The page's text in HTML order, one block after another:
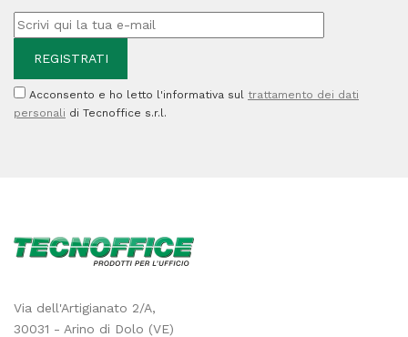
Acconsento e ho letto l'informativa sul trattamento dei dati
personali di Tecnoffice s.r.l.
Via dell'Artigianato 2/A,
30031 - Arino di Dolo (VE)